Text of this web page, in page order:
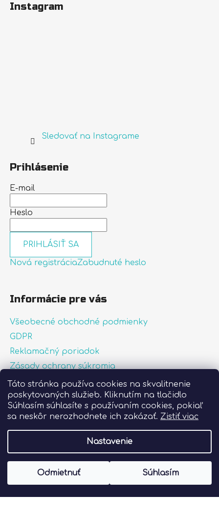
Táto stránka používa cookies na skvalitnenie
poskytovaných služieb. Kliknutím na tlačidlo
Súhlasím súhlasíte s používaním cookies, pokiaľ
sa neskôr nerozhodnete ich zakázať. Zistiť viac
Nastavenie
Odmietnuť Súhlasím
Instagram
Sledovať na Instagrame
Prihlásenie
E-mail
Heslo
PRIHLÁSIŤ SA
Nová registráciaZabudnuté heslo
Informácie pre vás
Všeobecné obchodné podmienky
GDPR
Reklamačný poriadok
Zásady ochrany súkromia
Zásady používania súborov cookies
O nás
FAQ
Vytvoril Shoptet
Copyright 2026
. Všetky práva
vyhradené.Upraviť nastavenie cookies